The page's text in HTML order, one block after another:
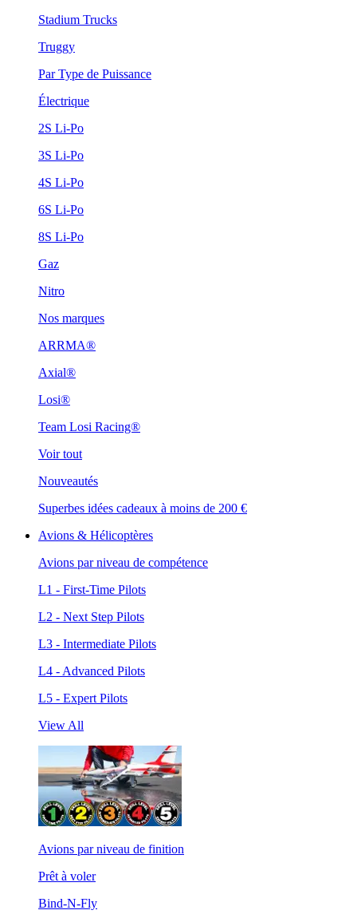
Stadium Trucks
Truggy
Par Type de Puissance
Électrique
2S Li-Po
3S Li-Po
4S Li-Po
6S Li-Po
8S Li-Po
Gaz
Nitro
Nos marques
ARRMA®
Axial®
Losi®
Team Losi Racing®
Voir tout
Nouveautés
Superbes idées cadeaux à moins de 200 €
Avions & Hélicoptères
Avions par niveau de compétence
L1 - First-Time Pilots
L2 - Next Step Pilots
L3 - Intermediate Pilots
L4 - Advanced Pilots
L5 - Expert Pilots
View All
Avions par niveau de finition
Prêt à voler
Bind-N-Fly